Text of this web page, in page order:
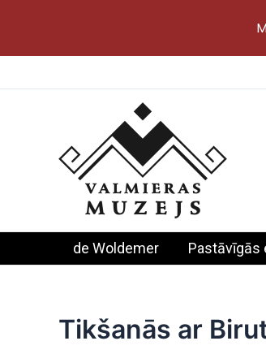
to
de Woldemer Pastāvīgās
Tikšanās ar